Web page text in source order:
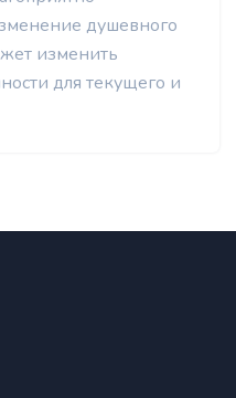
душевного
изменить
для текущего и